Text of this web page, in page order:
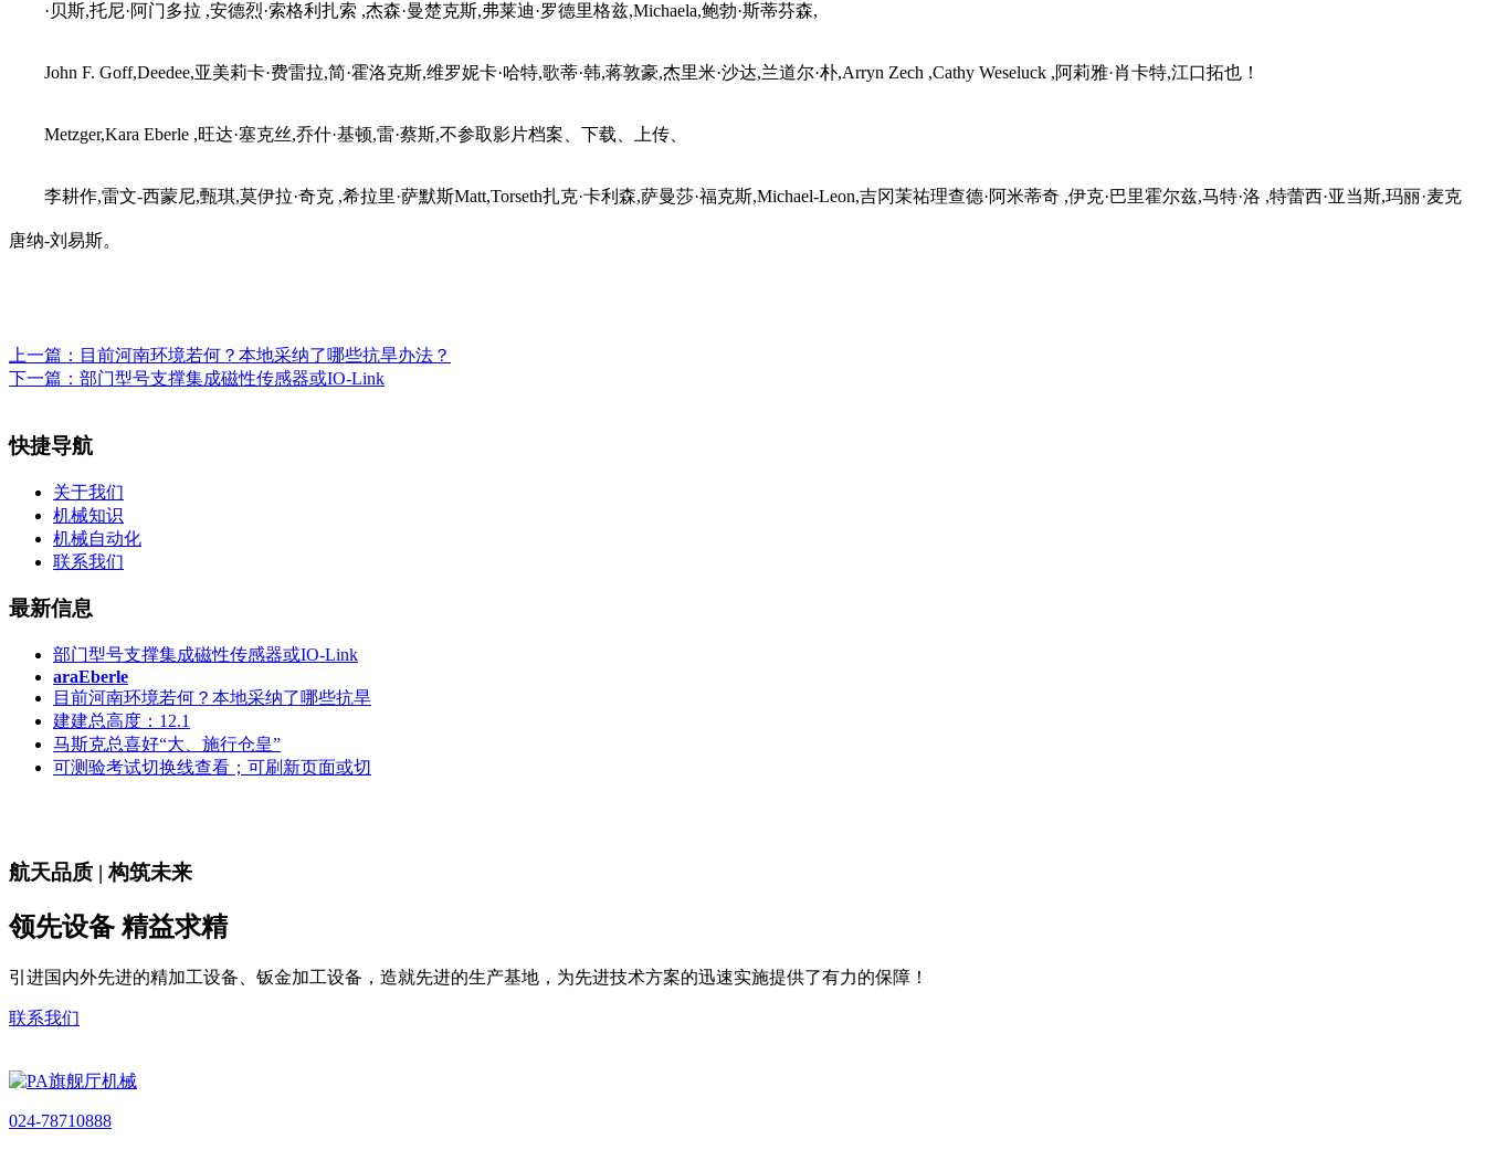
·贝斯,托尼·阿门多拉 ,安德烈·索格利扎索 ,杰森·曼楚克斯,弗莱迪·罗德里格兹,Michaela,鲍勃·斯蒂芬森,
John F. Goff,Deedee,亚美莉卡·费雷拉,简·霍洛克斯,维罗妮卡·哈特,歌蒂·韩,蒋敦豪,杰里米·沙达,兰道尔·朴,Arryn Zech ,Cathy Weseluck ,阿莉雅·肖卡特,江口拓也！
Metzger,Kara Eberle ,旺达·塞克丝,乔什·基顿,雷·蔡斯,不参取影片档案、下载、上传、
李耕作,雷文-西蒙尼,甄琪,莫伊拉·奇克 ,希拉里·萨默斯Matt,Torseth扎克·卡利森,萨曼莎·福克斯,Michael-Leon,吉冈茉祐理查德·阿米蒂奇 ,伊克·巴里霍尔兹,马特·洛 ,特蕾西·亚当斯,玛丽·麦克
唐纳-刘易斯。
上一篇： 目前河南环境若何？本地采纳了哪些抗旱办法？
下一篇： 部门型号支撑集成磁性传感器或IO-Link
快捷导航
关于我们
机械知识
机械自动化
联系我们
最新信息
部门型号支撑集成磁性传感器或IO-Link
araEberle
目前河南环境若何？本地采纳了哪些抗旱
建建总高度：12.1
马斯克总喜好“大、施行仓皇”
可测验考试切换线查看；可刷新页面或切
航天品质 | 构筑未来
领先设备 精益求精
引进国内外先进的精加工设备、钣金加工设备，造就先进的生产基地，为先进技术方案的迅速实施提供了有力的保障！
联系我们
024-78710888